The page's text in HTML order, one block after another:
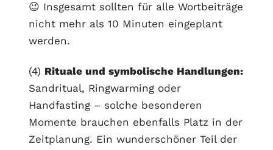
😉 Insgesamt sollten für alle Wortbeiträge
nicht mehr als 10 Minuten eingeplant
werden.
(4) Rituale und symbolische Handlungen:
Sandritual, Ringwarming oder
Handfasting – solche besonderen
Momente brauchen ebenfalls Platz in der
Zeitplanung. Ein wunderschöner Teil der